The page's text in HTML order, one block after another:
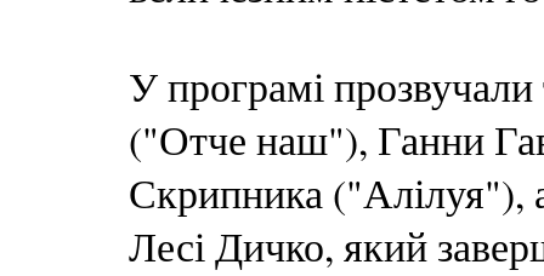
У програмі
("Отче наш"), Ганни
Скрипника ("Алілуя"),
Лесі Дичко, який